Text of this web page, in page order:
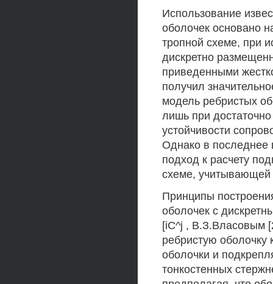
Использование
оболочек основано
тропной схеме, при
дискретно
приведенными
получил
модель ребристых
лишь при достаточно
устойчивости
Однако в последнее
подход к расчету
схеме, учитывающей
Принципы
оболочек с
[iC^j , В.З.Власовым
ребристую оболочку
оболочки и
тонкостенных